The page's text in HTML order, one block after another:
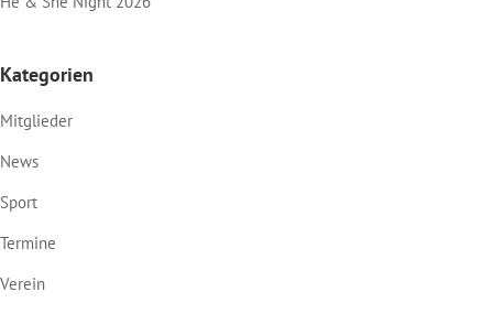
Kategorien
Mitglieder
News
Sport
Termine
Verein